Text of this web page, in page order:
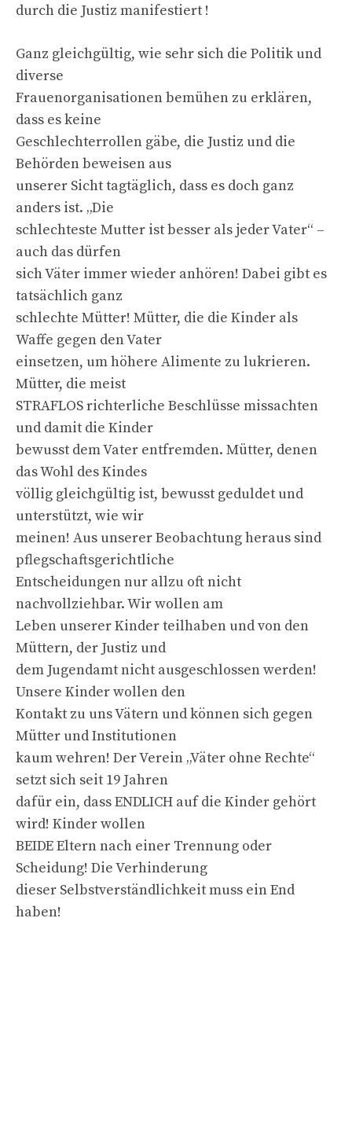
durch die Justiz manifestiert !
Ganz gleichgültig, wie sehr sich die Politik und
diverse
Frauenorganisationen bemühen zu erklären,
dass es keine
Geschlechterrollen gäbe, die Justiz und die
Behörden beweisen aus
unserer Sicht tagtäglich, dass es doch ganz
anders ist. „Die
schlechteste Mutter ist besser als jeder Vater“ –
auch das dürfen
sich Väter immer wieder anhören! Dabei gibt es
tatsächlich ganz
schlechte Mütter! Mütter, die die Kinder als
Waffe gegen den Vater
einsetzen, um höhere Alimente zu lukrieren.
Mütter, die meist
STRAFLOS richterliche Beschlüsse missachten
und damit die Kinder
bewusst dem Vater entfremden. Mütter, denen
das Wohl des Kindes
völlig gleichgültig ist, bewusst geduldet und
unterstützt, wie wir
meinen! Aus unserer Beobachtung heraus sind
pflegschaftsgerichtliche
Entscheidungen nur allzu oft nicht
nachvollziehbar. Wir wollen am
Leben unserer Kinder teilhaben und von den
Müttern, der Justiz und
dem Jugendamt nicht ausgeschlossen werden!
Unsere Kinder wollen den
Kontakt zu uns Vätern und können sich gegen
Mütter und Institutionen
kaum wehren! Der Verein „Väter ohne Rechte“
setzt sich seit 19 Jahren
dafür ein, dass ENDLICH auf die Kinder gehört
wird! Kinder wollen
BEIDE Eltern nach einer Trennung oder
Scheidung! Die Verhinderung
dieser Selbstverständlichkeit muss ein End
haben!